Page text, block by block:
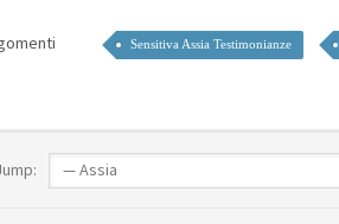
Sensitiva Assia Testimonianze